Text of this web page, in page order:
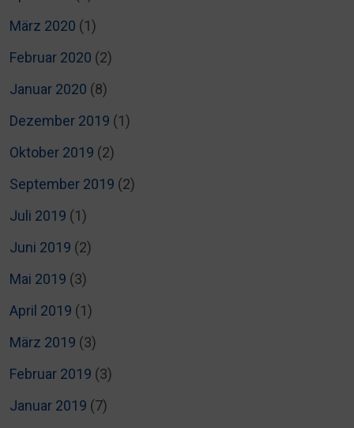
März 2020 (1)
Februar 2020 (2)
Januar 2020 (8)
Dezember 2019 (1)
Oktober 2019 (2)
September 2019 (2)
Juli 2019 (1)
Juni 2019 (2)
Mai 2019 (3)
April 2019 (1)
März 2019 (3)
Februar 2019 (3)
Januar 2019 (7)